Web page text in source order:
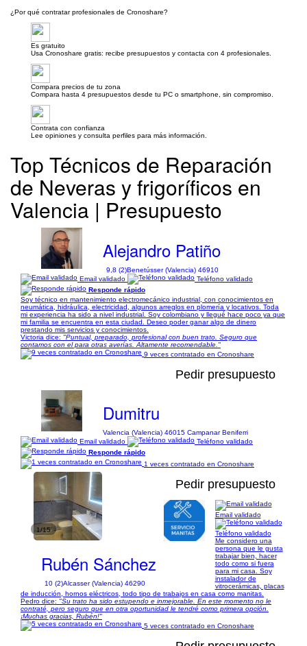
¿Por qué contratar profesionales de Cronoshare?
Es gratuito
Usa Cronoshare gratis: recibe presupuestos y contacta con 4 profesionales.
Compara precios de tu zona
Compara hasta 4 presupuestos desde tu PC o smartphone, sin compromiso.
Contrata con confianza
Lee opiniones y consulta perfiles para más información.
Top Técnicos de Reparación
de Neveras y frigoríficos en
Valencia | Presupuesto
Alejandro Patiño
9,8 (2)Benetússer (Valencia) 46910
Email validado
Teléfono validado
Responde rápido
Soy técnico en mantenimiento electromecánico industrial, con conocimientos en
neumática, hidráulica, electricidad, algunos arreglos en plomería y locativos. Toda
mi experiencia ha sido a nivel industrial. Soy colombiano y llegué hace poco ya que
mi familia se encuentra en esta ciudad. Deseo poder ganar algo de dinero
prestando mis servicios y conocimientos.
Victoria dice: "Puntual, preparado, profesional con buen trato. Seguro que
contamos con el para otras averías. Altamente recomendable."
9 veces contratado en Cronoshare
Pedir presupuesto
Dumitru
Valencia (Valencia) 46015 Campanar Beniferri
Email validado
Teléfono validado
Responde rápido
1 veces contratado en Cronoshare
1/15
Pedir presupuesto
Rubén Sánchez
10 (2)Alcasser (Valencia) 46290
Email validado
Teléfono validado
Me considero una
persona que le gusta
trabajar bien, hacer
todo como si fuera
para mi casa. Soy
instalador de
vitrocerámicas, placas
de inducción, hornos eléctricos, todo tipo de trabajos en casa como manitas.
Pedro dice: "Su trato ha sido estupendo e inmejorable. En este momento no le
contraté, pero seguro que en otra oportunidad le tendré como primera opción.
¡Muchas gracias, Rubén!"
5 veces contratado en Cronoshare